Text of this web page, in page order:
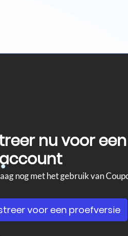
nu voor een
nog met het gebruik van
voor een proefversie